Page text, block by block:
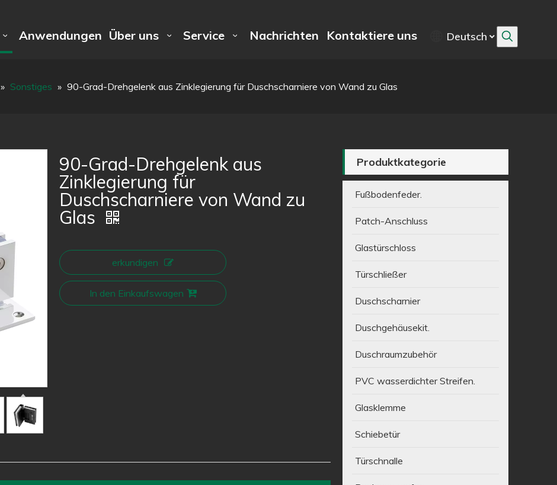
Anwendungen Über uns Service Nachrichten Kontaktiere uns Deutsch
» Sonstiges » 90-Grad-Drehgelenk aus Zinklegierung für Duschscharniere von Wand zu Glas
90-Grad-Drehgelenk aus
Zinklegierung für
Duschscharniere von Wand zu
Glas
erkundigen
In den Einkaufswagen
Produktkategorie
Fußbodenfeder.
Patch-Anschluss
Glastürschloss
Türschließer
Duschscharnier
Duschgehäusekit.
Duschraumzubehör
PVC wasserdichter Streifen.
Glasklemme
Schiebetür
Türschnalle